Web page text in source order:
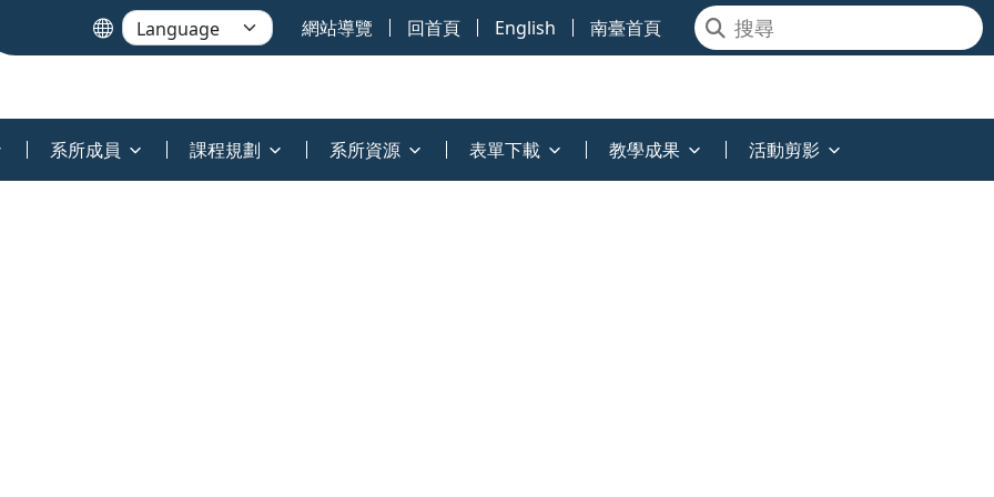
網站導覽 回首頁 English 南臺首頁
系所成員 課程規劃 系所資源 表單下載 教學成果 活動剪影